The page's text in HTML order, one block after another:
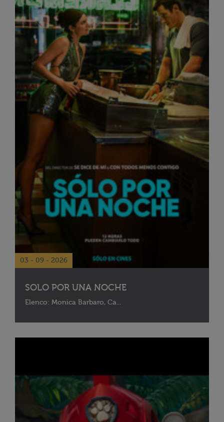
03 - 09 - 2026
SOLO POR UNA NOCHE
Elenco: Monica Barbaro, Ca...